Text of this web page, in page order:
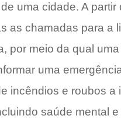
uma cidade. A partir
as chamadas para a
por meio da qual
uma
incêndios e roubos a
saúde mental